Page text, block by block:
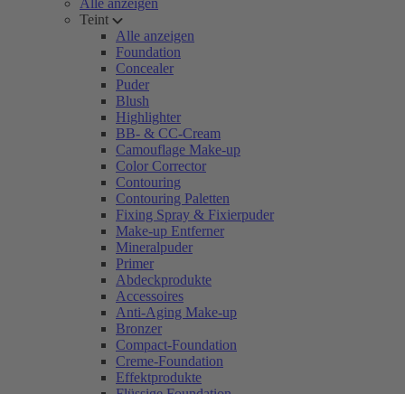
Alle anzeigen
Teint
Alle anzeigen
Foundation
Concealer
Puder
Blush
Highlighter
BB- & CC-Cream
Camouflage Make-up
Color Corrector
Contouring
Contouring Paletten
Fixing Spray & Fixierpuder
Make-up Entferner
Mineralpuder
Primer
Abdeckprodukte
Accessoires
Anti-Aging Make-up
Bronzer
Compact-Foundation
Creme-Foundation
Effektprodukte